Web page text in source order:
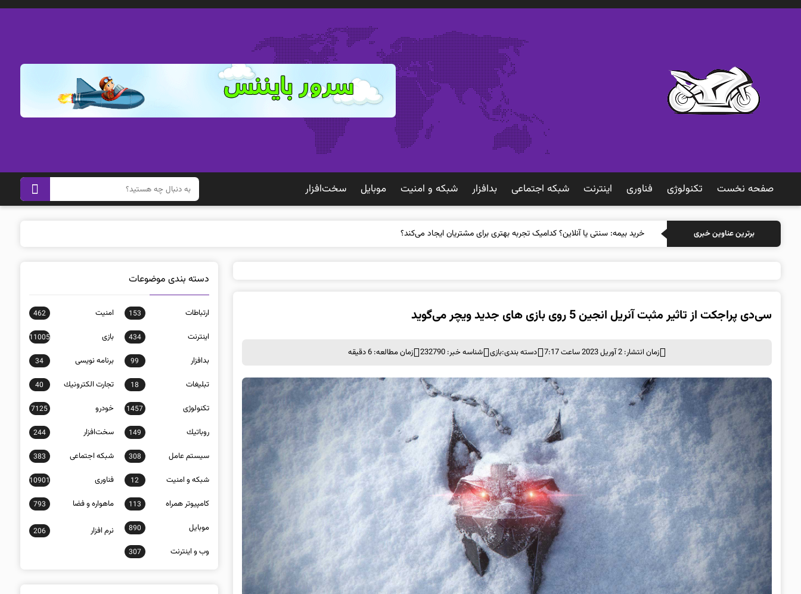
صفحه نخست تکنولوژی فناوری اينترنت شبكه اجتماعی بدافزار شبكه و امنيت موبايل سخت‌افزار
برترین عناوین خبری خرید بیمه: سنتی
سی‌دی پراجکت از تاثیر مثبت آنریل انجین 5 روی بازی های جدید ویچر می‌گوید
زمان انتشار: 2 آوریل 2023 ساعت 7:17 دسته بندی:بازی شناسه خبر: 232790 زمان مطالعه: 6 دقیقه
دسته بندی موضوعات
ارتباطات 153 امنيت 462
اينترنت 434 بازی 11005
بدافزار 99 برنامه نويسی 34
تبلیغات 18 تجارت الكترونيك 40
تکنولوژی 1457 خودرو 7125
روباتيك 149 سخت‌افزار 244
سيستم عامل 308 شبكه اجتماعی 383
شبكه و امنيت 12 فناوری 10901
كامپيوتر همراه 113 ماهواره و فضا 793
موبايل 890 نرم افزار 206
وب و اينترنت 307